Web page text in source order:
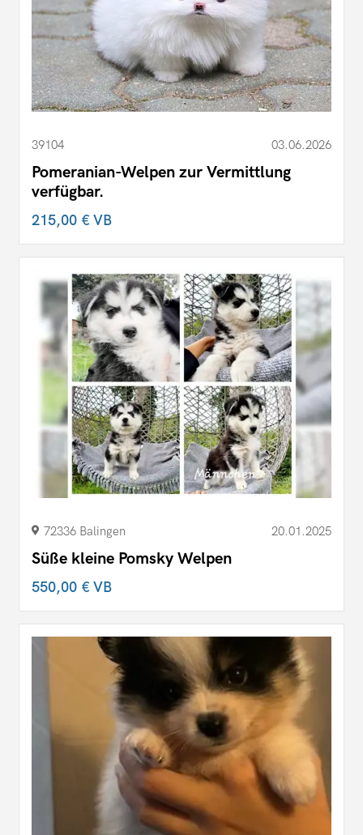
39104 03.06.2026
Pomeranian-Welpen zur Vermittlung
verfügbar.
215,00 €VB
72336 Balingen 20.01.2025
Süße kleine Pomsky Welpen
550,00 €VB